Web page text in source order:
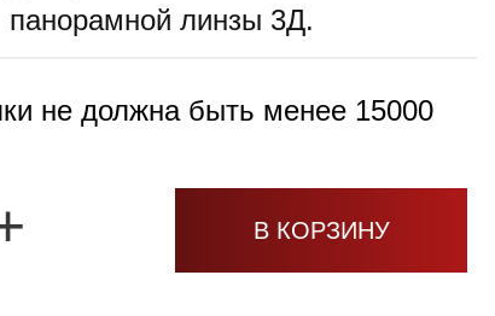
панорамной линзы 3Д.
не должна быть менее 15000
В КОРЗИНУ